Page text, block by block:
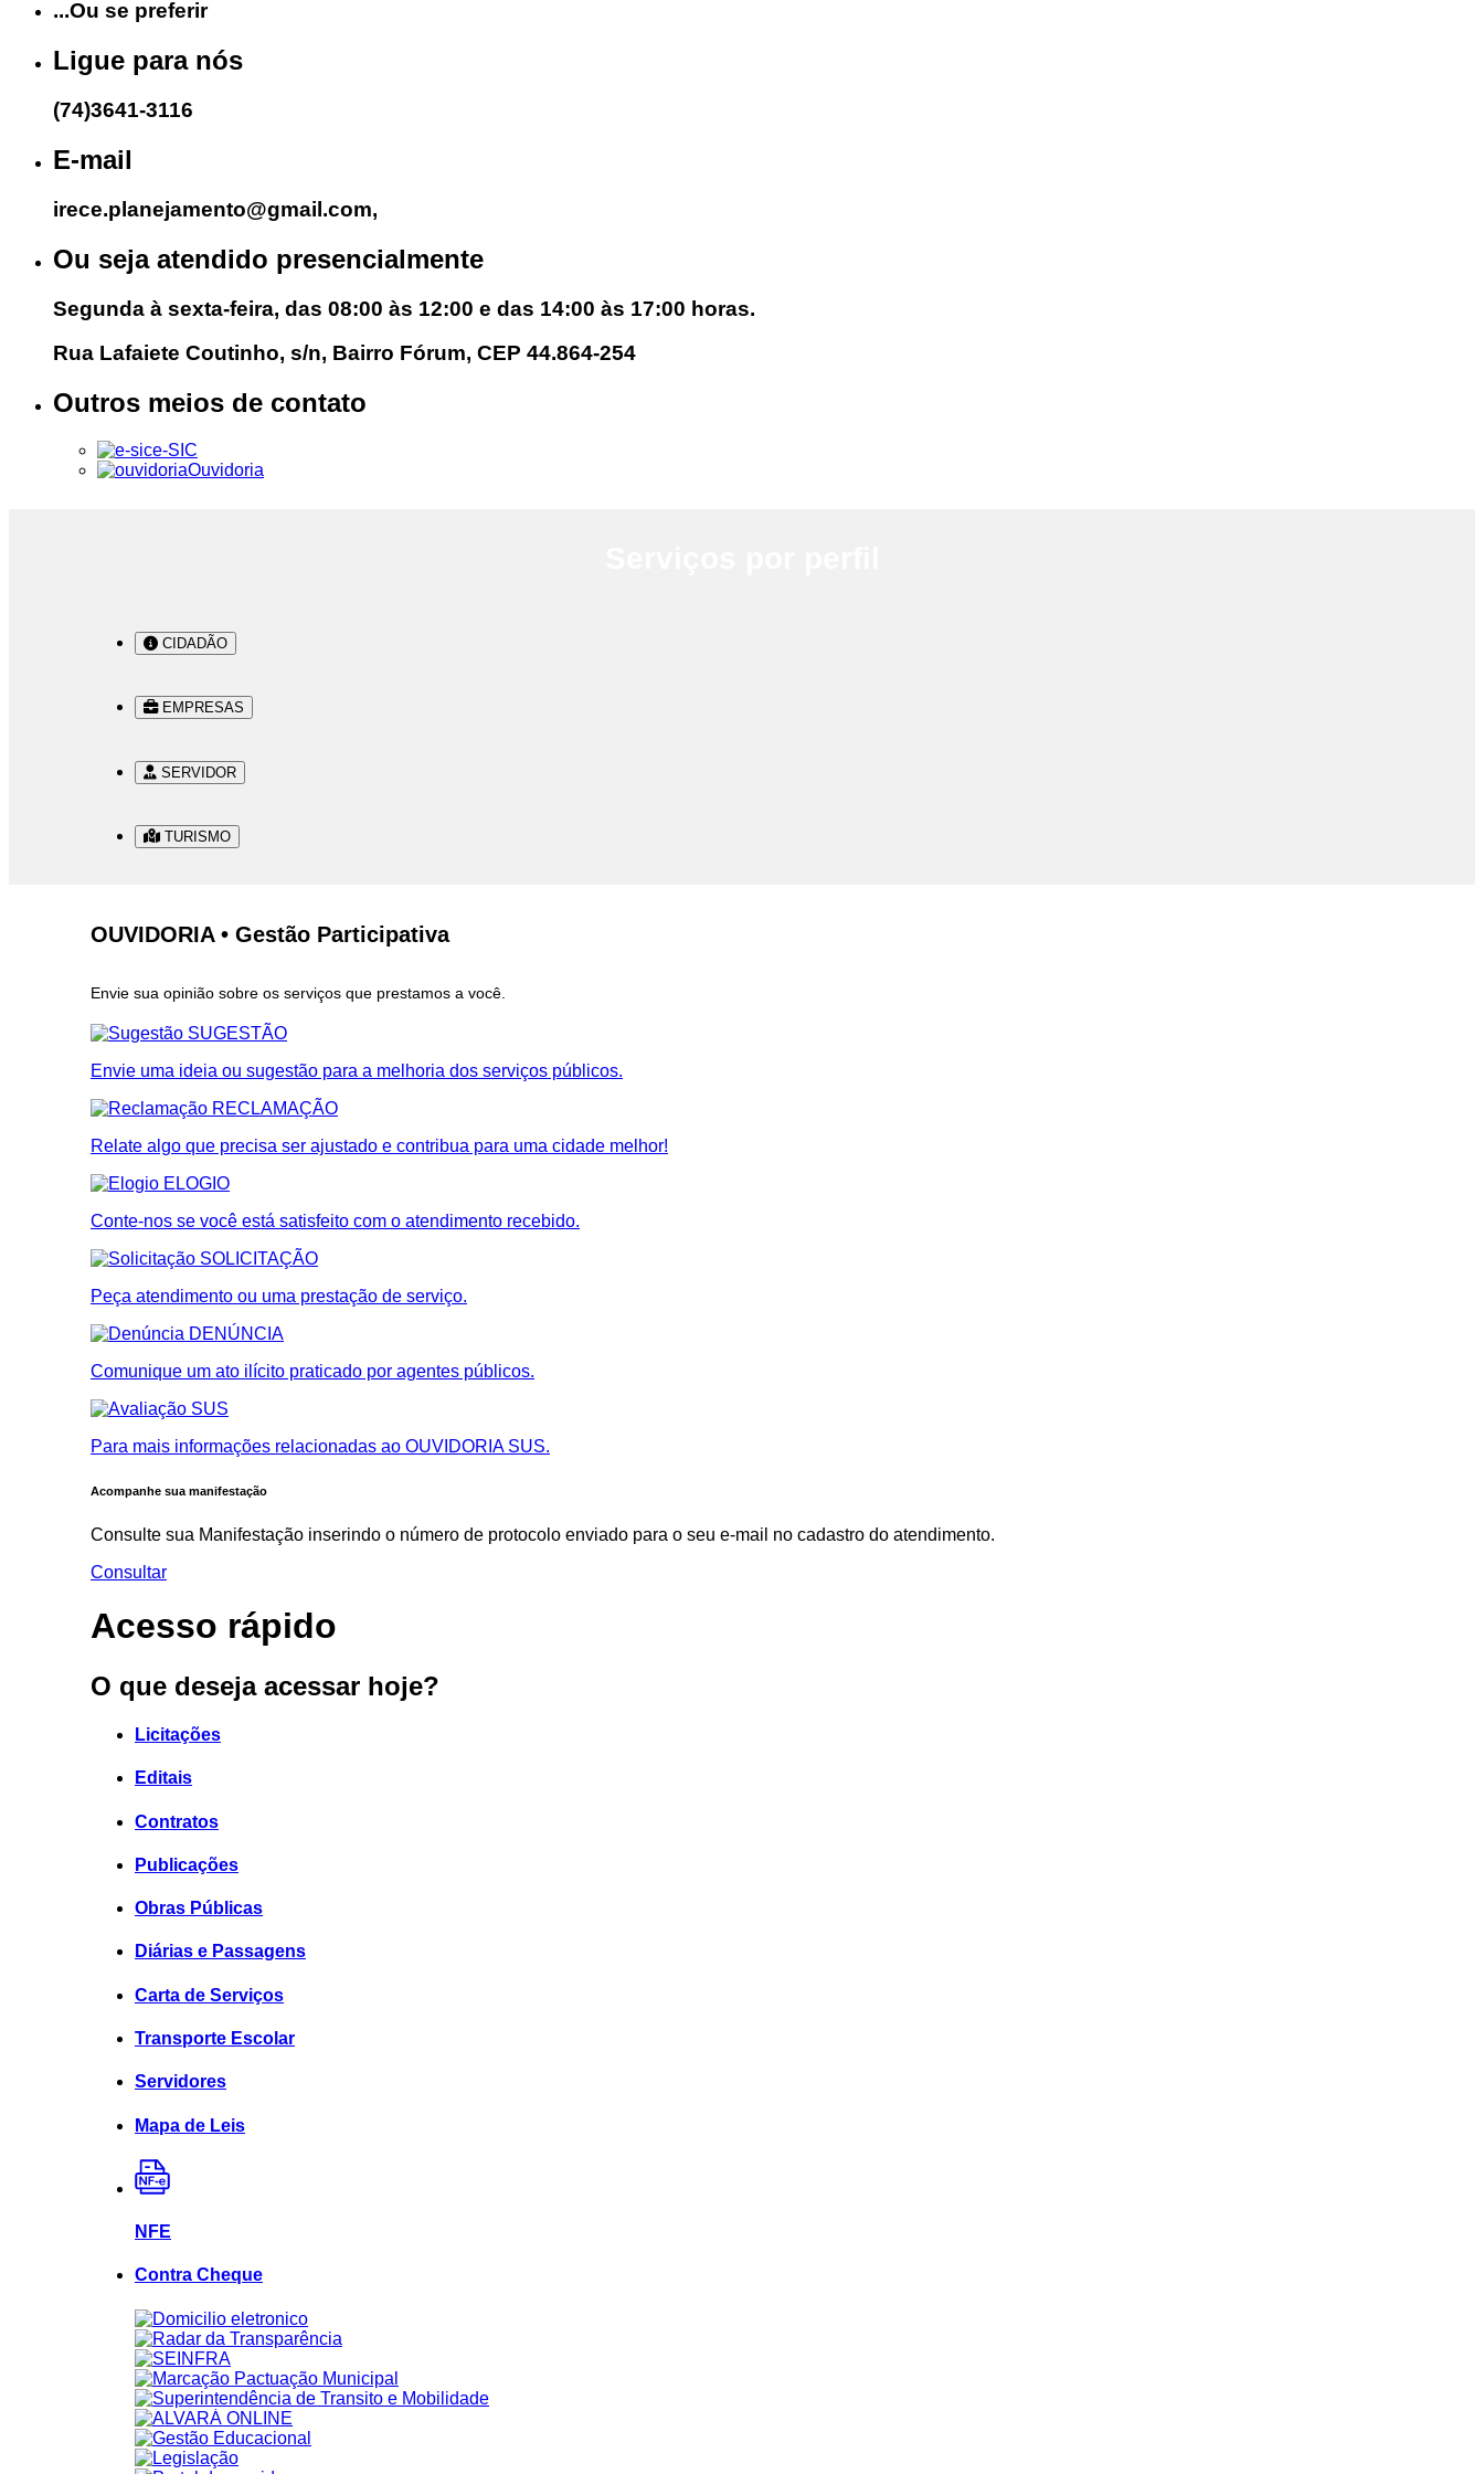
...Ou se preferir
Ligue para nós
(74)3641-3116
E-mail
irece.planejamento@gmail.com,
Ou seja atendido presencialmente
Segunda à sexta-feira, das 08:00 às 12:00 e das 14:00 às 17:00 horas.
Rua Lafaiete Coutinho, s/n, Bairro Fórum, CEP 44.864-254
Outros meios de contato
e-SIC
Ouvidoria
CIDADÃO
EMPRESAS
SERVIDOR
TURISMO
OUVIDORIA • Gestão Participativa
Envie sua opinião sobre os serviços que prestamos a você.
SUGESTÃO
Envie uma ideia ou sugestão para a melhoria dos serviços públicos.
RECLAMAÇÃO
Relate algo que precisa ser ajustado e contribua para uma cidade melhor!
ELOGIO
Conte-nos se você está satisfeito com o atendimento recebido.
SOLICITAÇÃO
Peça atendimento ou uma prestação de serviço.
DENÚNCIA
Comunique um ato ilícito praticado por agentes públicos.
SUS
Para mais informações relacionadas ao OUVIDORIA SUS.
Acompanhe sua manifestação
Consulte sua Manifestação inserindo o número de protocolo enviado para o seu e-mail no cadastro do atendimento.
Consultar
Acesso rápido
O que deseja acessar hoje?
Licitações
Editais
Contratos
Publicações
Obras Públicas
Diárias e Passagens
Carta de Serviços
Transporte Escolar
Servidores
Mapa de Leis
NFE
Contra Cheque